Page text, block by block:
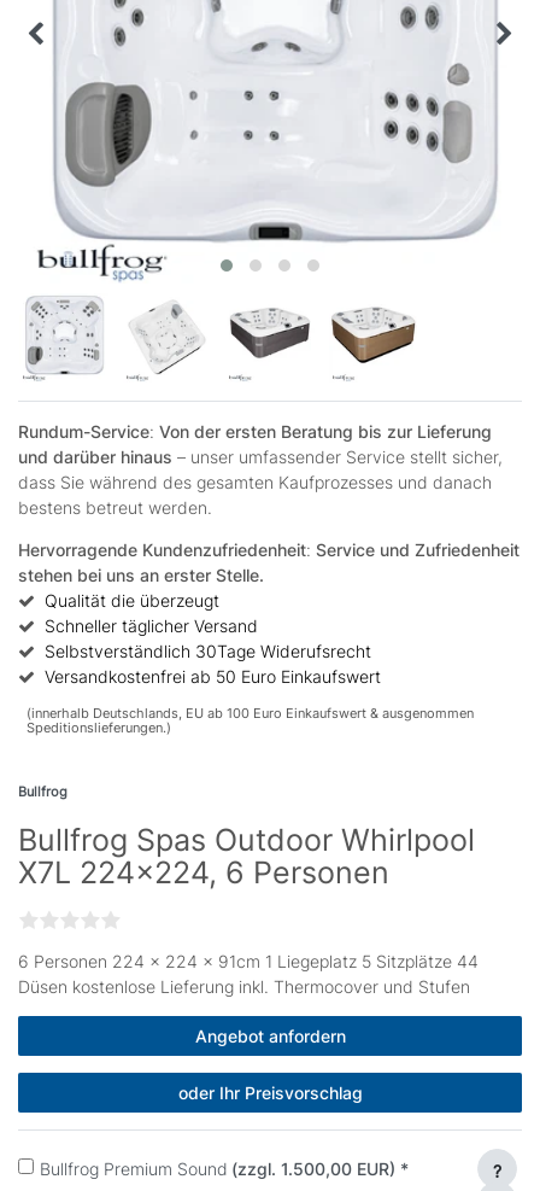
Rundum-Service: Von der ersten Beratung bis zur Lieferung
und darüber hinaus – unser umfassender Service stellt sicher,
dass Sie während des gesamten Kaufprozesses und danach
bestens betreut werden.
Hervorragende Kundenzufriedenheit: Service und Zufriedenheit
stehen bei uns an erster Stelle.
Qualität die überzeugt
Schneller täglicher Versand
Selbstverständlich 30Tage Widerufsrecht
Versandkostenfrei ab 50 Euro Einkaufswert
(innerhalb Deutschlands, EU ab 100 Euro Einkaufswert & ausgenommen
Speditionslieferungen.)
Bullfrog
Bullfrog Spas Outdoor Whirlpool
X7L 224x224, 6 Personen
6 Personen 224 × 224 x 91cm 1 Liegeplatz 5 Sitzplätze 44
Düsen kostenlose Lieferung inkl. Thermocover und Stufen
Angebot anfordern
oder Ihr Preisvorschlag
Bullfrog Premium Sound (zzgl. 1.500,00 EUR) * ?